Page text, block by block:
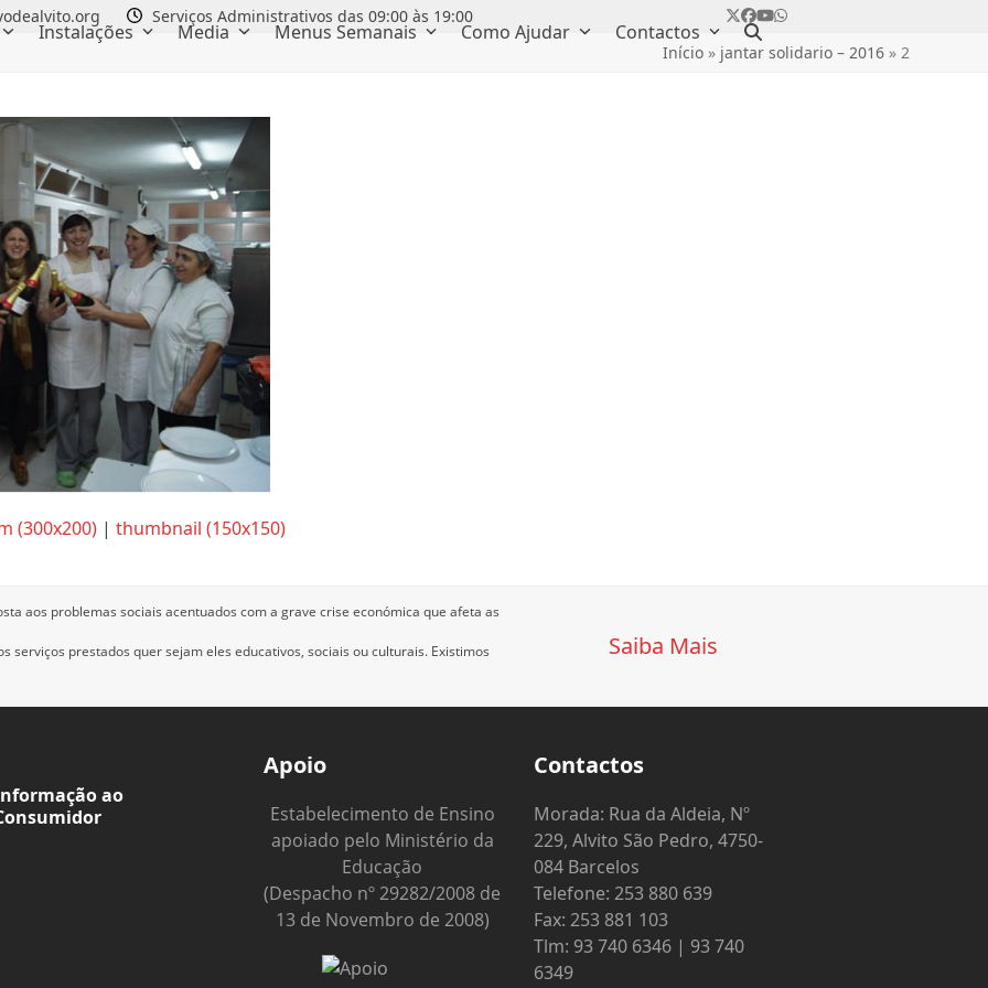
Serviços Administrativos das 09:00 às 19:00 Twitter
Facebook
YouTube
Whatsapp
Instalações Media Menus Semanais Como Ajudar Contactos
Início » jantar solidario – 2016 » 2
(300x200) | thumbnail (150x150)
aos problemas sociais acentuados com a grave crise económica que afeta as
serviços prestados quer sejam eles educativos, sociais ou culturais. Existimos Saiba Mais
ao
Apoio
Estabelecimento de Ensino
apoiado pelo Ministério da
Educação
(Despacho nº 29282/2008 de
13 de Novembro de 2008)
Contactos
Morada: Rua da Aldeia, Nº
229, Alvito São Pedro, 4750-
084 Barcelos
Telefone: 253 880 639
Fax: 253 881 103
Tlm: 93 740 6346 | 93 740
6349